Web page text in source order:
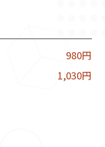
980円
1,030円